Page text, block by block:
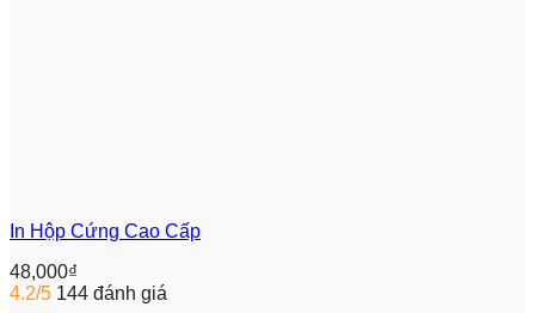
In Hộp Cứng Cao Cấp
48,000₫
4.2/5 144 đánh giá